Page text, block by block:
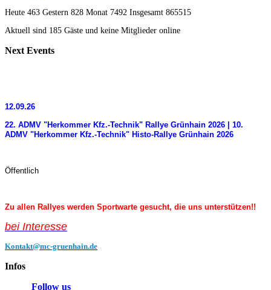
Heute 463 Gestern 828 Monat 7492 Insgesamt 865515
Aktuell sind 185 Gäste und keine Mitglieder online
Next Events
12.09.26
22. ADMV "Herkommer Kfz.-Technik" Rallye Grünhain 2026 | 10.
ADMV "Herkommer Kfz.-Technik" Histo-Rallye Grünhain 2026
Öffentlich
Zu allen Rallyes werden Sportwarte gesucht, die uns unterstützen!!
bei Interesse
Kontakt@mc-gruenhain.de
Infos
Follow us